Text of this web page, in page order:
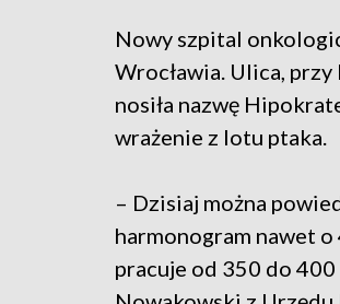
Nowy szpital
Wrocławia. Ulica,
nosiła nazwę
wrażenie z lotu ptaka.
– Dzisiaj można
harmonogram nawet
pracuje od 350 do